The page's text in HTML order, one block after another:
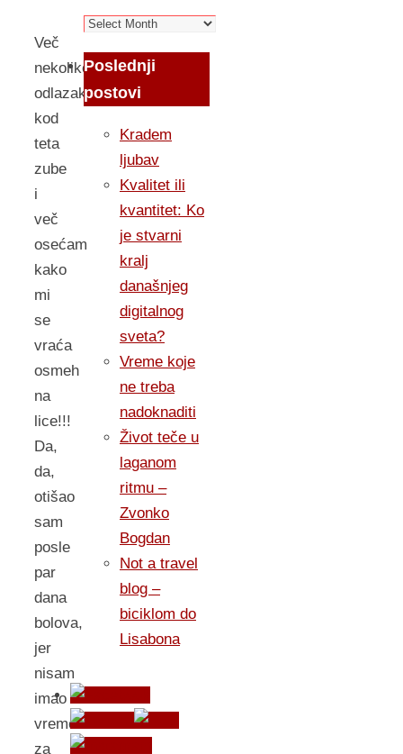
Več
nekoliko
odlazaka
kod
teta
zube
i
več
osećam
kako
mi
se
vraća
osmeh
na
lice!!!
Da,
da,
otišao
sam
posle
par
dana
bolova,
jer
nisam
imao
vremena
za
Arhiva
Poslednji
postovi
Kradem
ljubav
Kvalitet ili
kvantitet: Ko
je stvarni
kralj
današnjeg
digitalnog
sveta?
Vreme koje
ne treba
nadoknaditi
Život teče u
laganom
ritmu –
Zvonko
Bogdan
Not a travel
blog –
biciklom do
Lisabona